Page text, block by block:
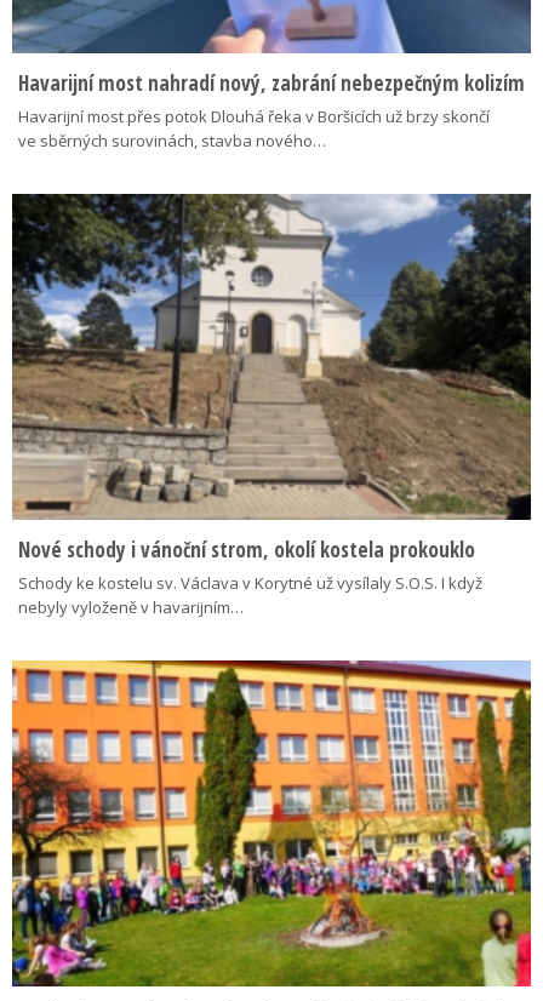
Havarijní most nahradí nový, zabrání nebezpečným kolizím
Havarijní most přes potok Dlouhá řeka v Boršicích už brzy skončí
ve sběrných surovinách, stavba nového…
Nové schody i vánoční strom, okolí kostela prokouklo
Schody ke kostelu sv. Václava v Korytné už vysílaly S.O.S. I když
nebyly vyloženě v havarijním…